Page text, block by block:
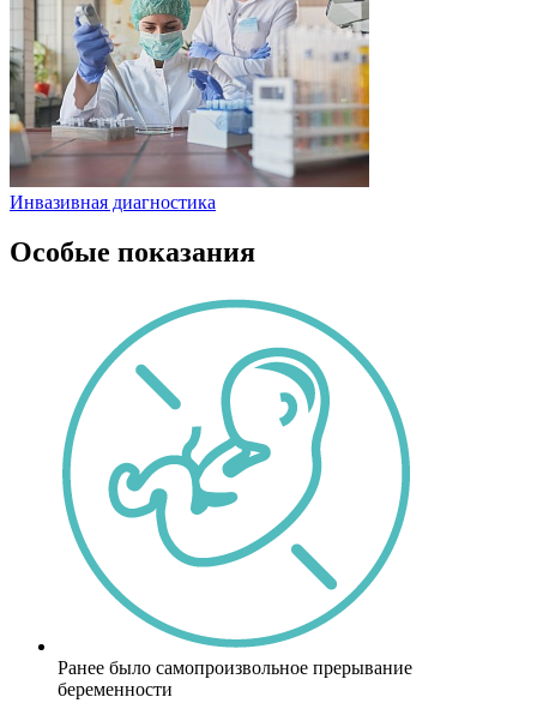
Инвазивная диагностика
Особые показания
Ранее было самопроизвольное прерывание
беременности